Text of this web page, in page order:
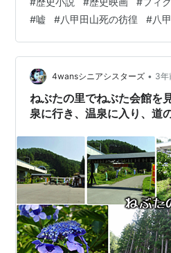
#嘘 #八甲田山死の彷徨 #八
4wansシニアシスターズ • 3年
ねぶたの里でねぶた会館を
泉に行き、温泉に入り、道